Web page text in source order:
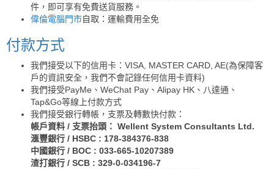
件，即可享有免費送貨服務。
偉倫電腦門市自取：運輸費用全免
付款方式
我們接受以下的信用卡：VISA, MASTER CARD, AE(為保障客
戶的資訊安全，我們不會記錄任何信用卡資料)
我們接受PayMe、WeChat Pay、Alipay HK、八達通、
Tap&Go等線上付款方式
我們接受銀行轉帳，支票及轉數快付款：
帳戶資料 / 支票抬頭： Wellent System Consultants Ltd.
滙豐銀行 / HSBC : 178-384376-838
中國銀行 / BOC : 033-665-10207389
渣打銀行 / SCB : 329-0-034196-7